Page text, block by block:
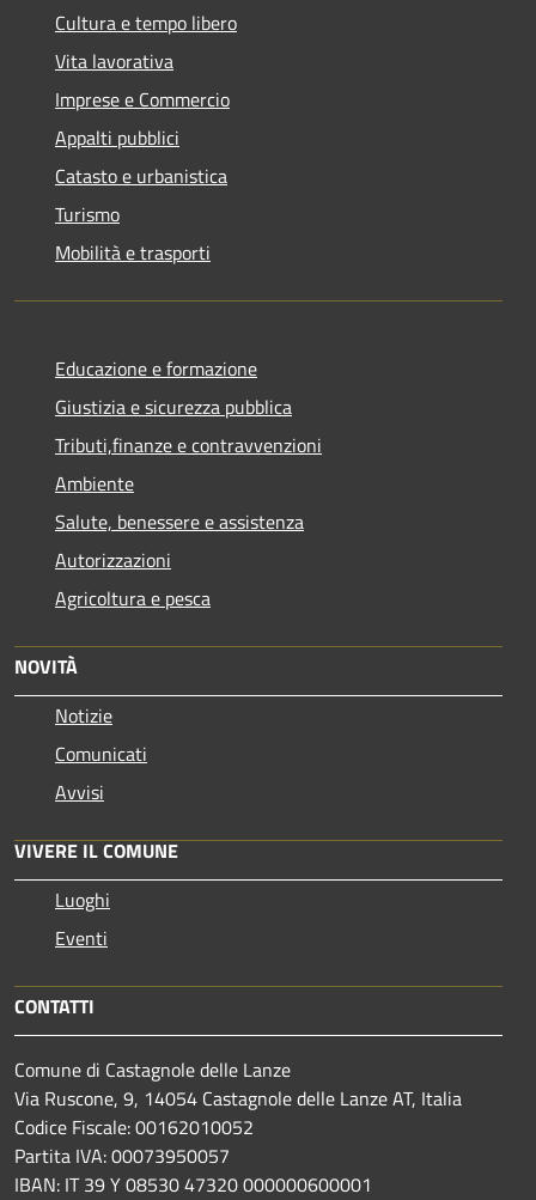
Cultura e tempo libero
Vita lavorativa
Imprese e Commercio
Appalti pubblici
Catasto e urbanistica
Turismo
Mobilità e trasporti
Educazione e formazione
Giustizia e sicurezza pubblica
Tributi,finanze e contravvenzioni
Ambiente
Salute, benessere e assistenza
Autorizzazioni
Agricoltura e pesca
NOVITÀ
Notizie
Comunicati
Avvisi
VIVERE IL COMUNE
Luoghi
Eventi
CONTATTI
Comune di Castagnole delle Lanze
Via Ruscone, 9, 14054 Castagnole delle Lanze AT, Italia
Codice Fiscale: 00162010052
Partita IVA: 00073950057
IBAN: IT 39 Y 08530 47320 000000600001